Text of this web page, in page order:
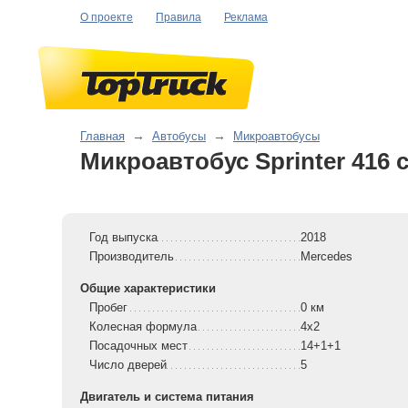
О проекте Правила Реклама
Главная → Автобусы → Микроавтобусы
Микроавтобус Sprinter 416
Год выпуска
2018
Производитель
Mercedes
Общие характеристики
Пробег
0 км
Колесная формула
4x2
Посадочных мест
14+1+1
Число дверей
5
Двигатель и система питания